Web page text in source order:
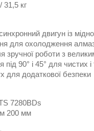
31,5 кг
двигун із
для охолодження
зручної роботи з
90° і 45° для чистих і
для додаткової безпеки
7280BDs
200 мм